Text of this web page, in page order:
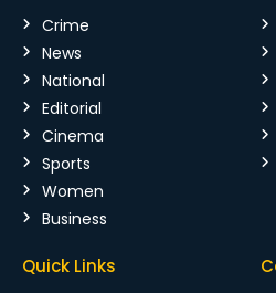
Crime
News
National
Editorial
Cinema
Sports
Women
Business
Quick Links